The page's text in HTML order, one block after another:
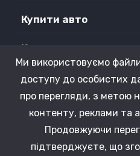
Купити авто
Контакти
Продані авто
Copyright © 2015 - 2026
Ми використовуємо
доступу до особистих
про перегляди, з метою
контенту, реклами та
Продовжуючи
підтверджуєте, що